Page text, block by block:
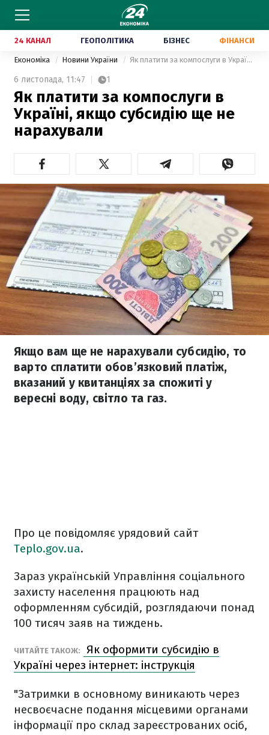
24 КАНАЛ ГЕОПОЛІТИКА БІЗНЕС ФІНАНСИ
Економіка Новини України Як платити за компослуги в Україні, якщо субсидію ще не нарахували
6 листопада, 11:47 1
Як платити за компослуги в
Україні, якщо субсидію ще не
нарахували
Якщо вам ще не нарахували субсидію, то
варто сплатити обов’язковий платіж,
вказаний у квитанціях за спожиті у
вересні воду, світло та газ.
Про це повідомляє урядовий сайт
Тeplo.gov.ua.
Зараз українській Управління соціального
захисту населення працюють над
оформленням субсидій, розглядаючи понад
100 тисяч заяв на тиждень.
ЧИТАЙТЕ ТАКОЖ:
Як оформити субсидію в
Україні через інтернет: інструкція
"Затримки в основному виникають через
несвоєчасне подання місцевими органами
інформації про склад зареєстрованих осіб,